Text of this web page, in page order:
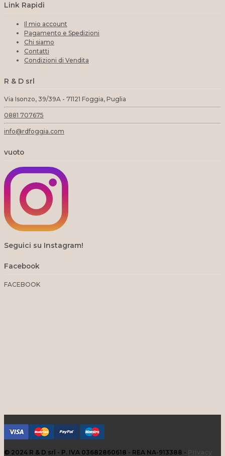
Link Rapidi
Il mio account
Pagamento e Spedizioni
Chi siamo
Contatti
Condizioni di Vendita
R & D srl
Via Isonzo, 39/39A - 71121 Foggia, Puglia
0881 707675
info@rdfoggia.com
vuoto
Seguici su Instagram!
Facebook
FACEBOOK
© 2024 R & D srl - P. IVA 03682860618 - REA NA-913388 -